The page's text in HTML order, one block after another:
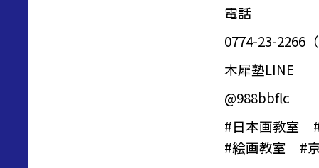
電話
0774-23-2266
木犀塾LINE
@988bbflc
#日本画教室
#絵画教室 #